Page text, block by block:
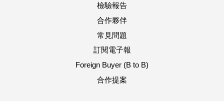
檢驗報告
合作夥伴
常見問題
訂閱電子報
Foreign Buyer (B to B)
合作提案